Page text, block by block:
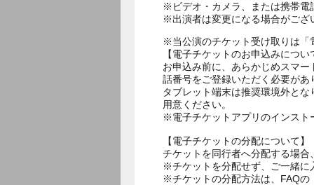
※ビデオ・カメラ、または携帯電
※出演者は変更になる場合がござ
※当公演のチケット受け取りは「
【電子チケットのお申込みについ
お申込み前に、あらかじめスマ
話番号をご登録いただく必要があ
タブレット端末は推奨環境外と
用意ください。
※電子チケットアプリのインスト
【電子チケットの分配について】
チケットを同行者へ分配する場
※チケットを分配せず、ご一緒に
※チケットの分配方法は、FAQの